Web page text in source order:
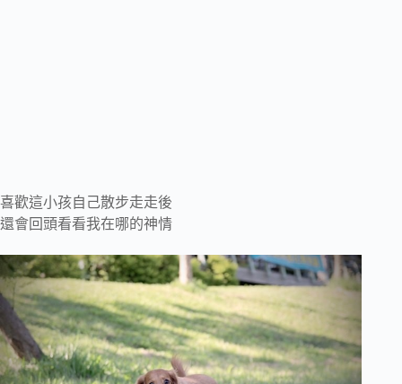
喜歡這小孩自己散步走走後
還會回頭看看我在哪的神情